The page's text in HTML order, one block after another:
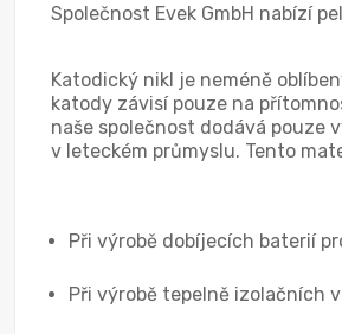
Společnost Evek GmbH nabízí
Katodický nikl je neméně
katody závisí pouze na
naše společnost dodává pouze
v leteckém průmyslu. Tento
Při výrobě dobíjecích baterií
Při výrobě tepelně izolačních